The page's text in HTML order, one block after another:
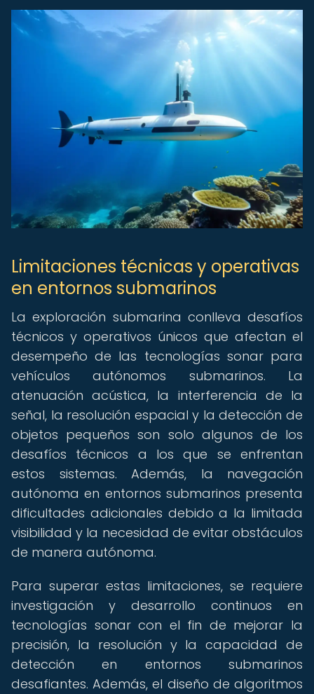
Limitaciones técnicas y operativas
en entornos submarinos
La exploración submarina conlleva desafíos
técnicos y operativos únicos que afectan el
desempeño de las tecnologías sonar para
vehículos autónomos submarinos. La
atenuación acústica, la interferencia de la
señal, la resolución espacial y la detección de
objetos pequeños son solo algunos de los
desafíos técnicos a los que se enfrentan
estos sistemas. Además, la navegación
autónoma en entornos submarinos presenta
dificultades adicionales debido a la limitada
visibilidad y la necesidad de evitar obstáculos
de manera autónoma.
Para superar estas limitaciones, se requiere
investigación y desarrollo continuos en
tecnologías sonar con el fin de mejorar la
precisión, la resolución y la capacidad de
detección en entornos submarinos
desafiantes. Además, el diseño de algoritmos